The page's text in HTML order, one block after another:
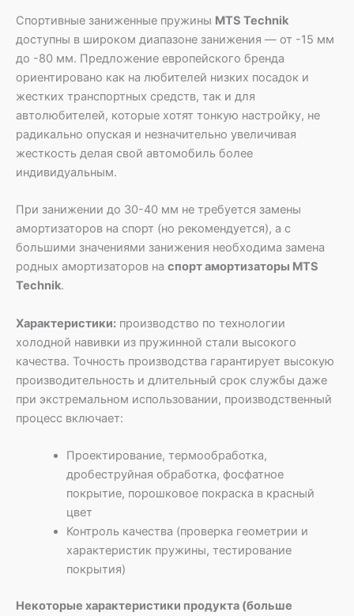
Спортивные заниженные пружины MTS Technik
доступны в широком диапазоне занижения — от -15 мм
до -80 мм. Предложение европейского бренда
ориентировано как на любителей низких посадок и
жестких транспортных средств, так и для
автолюбителей, которые хотят тонкую настройку, не
радикально опуская и незначительно увеличивая
жесткость делая свой автомобиль более
индивидуальным.
При занижении до 30-40 мм не требуется замены
амортизаторов на спорт (но рекомендуется), а с
большими значениями занижения необходима замена
родных амортизаторов на спорт амортизаторы MTS
Technik.
Характеристики: производство по технологии
холодной навивки из пружинной стали высокого
качества. Точность производства гарантирует высокую
производительность и длительный срок службы даже
при экстремальном использовании, производственный
процесс включает:
Проектирование, термообработка,
дробеструйная обработка, фосфатное
покрытие, порошковое покраска в красный
цвет
Контроль качества (проверка геометрии и
характеристик пружины, тестирование
покрытия)
Некоторые характеристики продукта (больше